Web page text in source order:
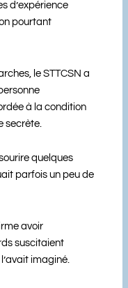
d’expérience
pourtant
le STTCSN a
à la condition
secrète.
quelques
parfois un peu de
avoir
suscitaient
imaginé.